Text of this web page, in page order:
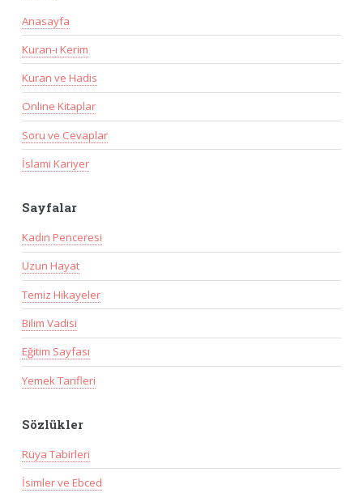
Anasayfa
Kuran-ı Kerim
Kuran ve Hadis
Online Kitaplar
Soru ve Cevaplar
İslami Kariyer
Sayfalar
Kadın Penceresi
Uzun Hayat
Temiz Hikayeler
Bilim Vadisi
Eğitim Sayfası
Yemek Tarifleri
Sözlükler
Rüya Tabirleri
İsimler ve Ebced